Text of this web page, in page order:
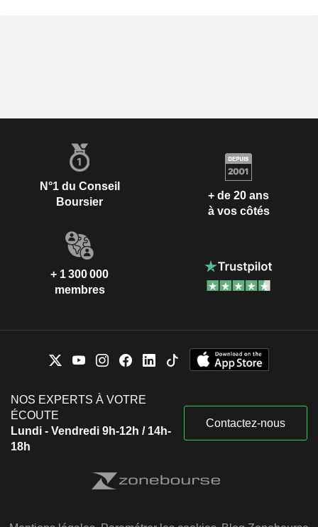
N°1 du Conseil
Boursier
+ de 20 ans
à vos côtés
+ 1 300 000
membres
NOS EXPERTS À VOTRE
ÉCOUTE
Lundi - Vendredi 9h-12h / 14h-
18h
Contactez-nous